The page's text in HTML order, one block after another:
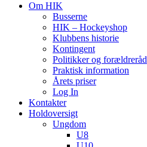
Om HIK
Busserne
HIK – Hockeyshop
Klubbens historie
Kontingent
Politikker og forældreråd
Praktisk information
Årets priser
Log In
Kontakter
Holdoversigt
Ungdom
U8